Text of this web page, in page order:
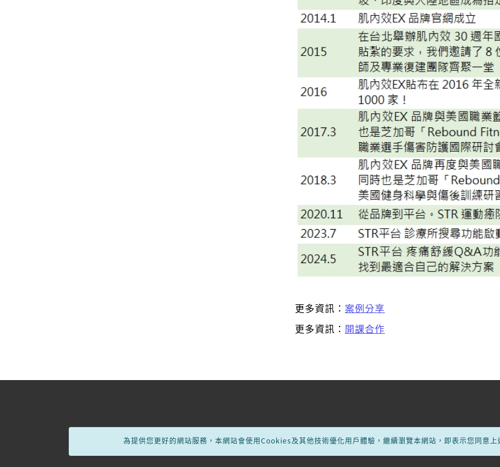
更多資訊： 案例分享
更多資訊： 開課合作
為提供您更好的網站服務，本網站會使用Cookies及其他技術優化用戶體驗，繼續瀏覽本網站，即表示您同意上